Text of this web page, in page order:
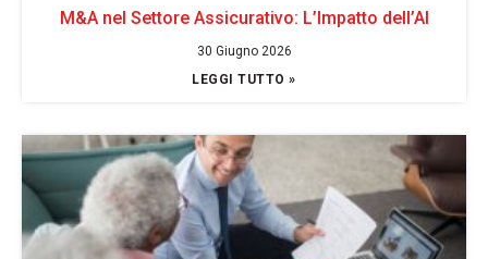
M&A nel Settore Assicurativo: L’Impatto dell’AI
30 Giugno 2026
LEGGI TUTTO »